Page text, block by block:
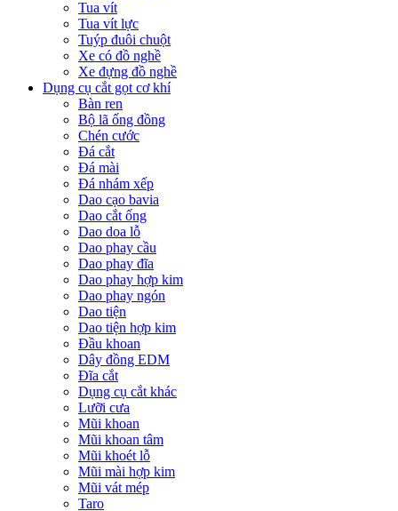
Tua vít
Tua vít lực
Tuýp đuôi chuột
Xe có đồ nghề
Xe đựng đồ nghề
Dụng cụ cắt gọt cơ khí
Bàn ren
Bộ lã ống đồng
Chén cước
Đá cắt
Đá mài
Đá nhám xếp
Dao cạo bavia
Dao cắt ống
Dao doa lỗ
Dao phay cầu
Dao phay đĩa
Dao phay hợp kim
Dao phay ngón
Dao tiện
Dao tiện hợp kim
Đầu khoan
Dây đồng EDM
Đĩa cắt
Dụng cụ cắt khác
Lưỡi cưa
Mũi khoan
Mũi khoan tâm
Mũi khoét lỗ
Mũi mài hợp kim
Mũi vát mép
Taro